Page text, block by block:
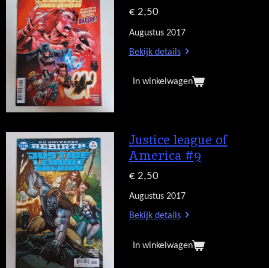
€ 2,50
Augustus 2017
Bekijk details
In winkelwagen
Justice league of
America #9
€ 2,50
Augustus 2017
Bekijk details
In winkelwagen